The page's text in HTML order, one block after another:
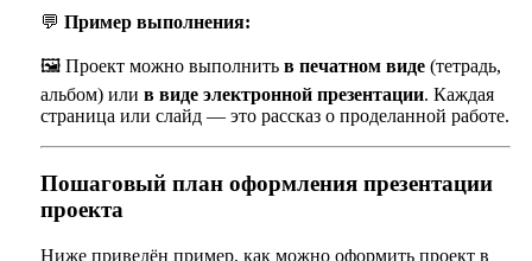
💬 Пример выполнения:
🖼️ Проект можно выполнить в печатном виде(тетрадь,
альбом) или в виде электронной презентации. Каждая
страница или слайд — это рассказ о проделанной работе.
Пошаговый план оформления презентации
проекта
Ниже приведён пример, как можно оформить проект в